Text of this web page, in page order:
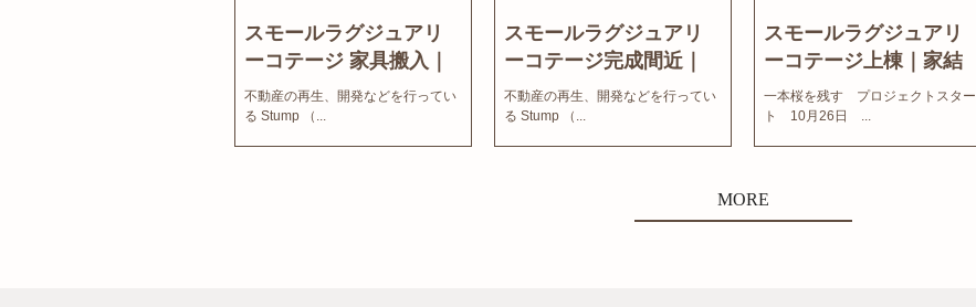
スモールラグジュアリ
ーコテージ 家具搬入｜
家結びNews
不動産の再生、開発などを行ってい
る Stump （...
スモールラグジュアリ
ーコテージ完成間近｜
家結びNews
不動産の再生、開発などを行ってい
る Stump （...
スモールラグジュアリ
ーコテージ上棟｜家結
びNews
一本桜を残す プロジェクトスター
ト 10月26日 ...
MORE